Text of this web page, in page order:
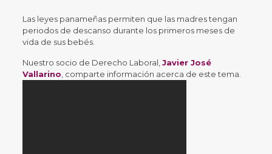
Las leyes panameñas permiten que las madres tengan
periodos de descanso durante los primeros meses de
vida de sus bebés.
Nuestro socio de Derecho Laboral, Javier José
Vallarino , comparte información acerca de este tema.